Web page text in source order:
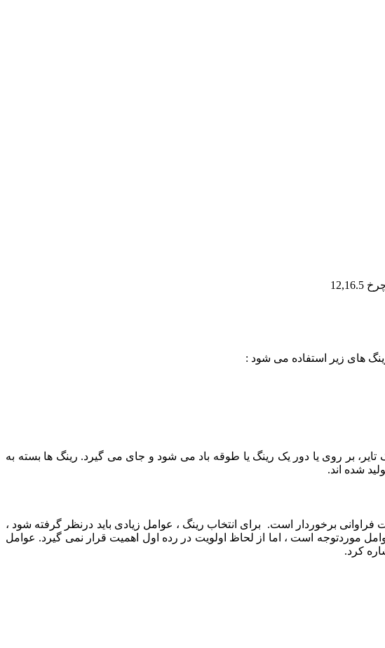
بر روی یا دور یک رینگ یا طوقه باد می ‌شود و جای می گیرد. رینگ ها بسته به
شده‌ اند.
فراوانی برخوردار است. برای انتخاب رينگ ، عوامل زيادی باید درنظر گرفته شود ،
موردتوجه است ، اما از لحاظ اولويت در رده اول اهميت قرار نمی گیرد. عوامل